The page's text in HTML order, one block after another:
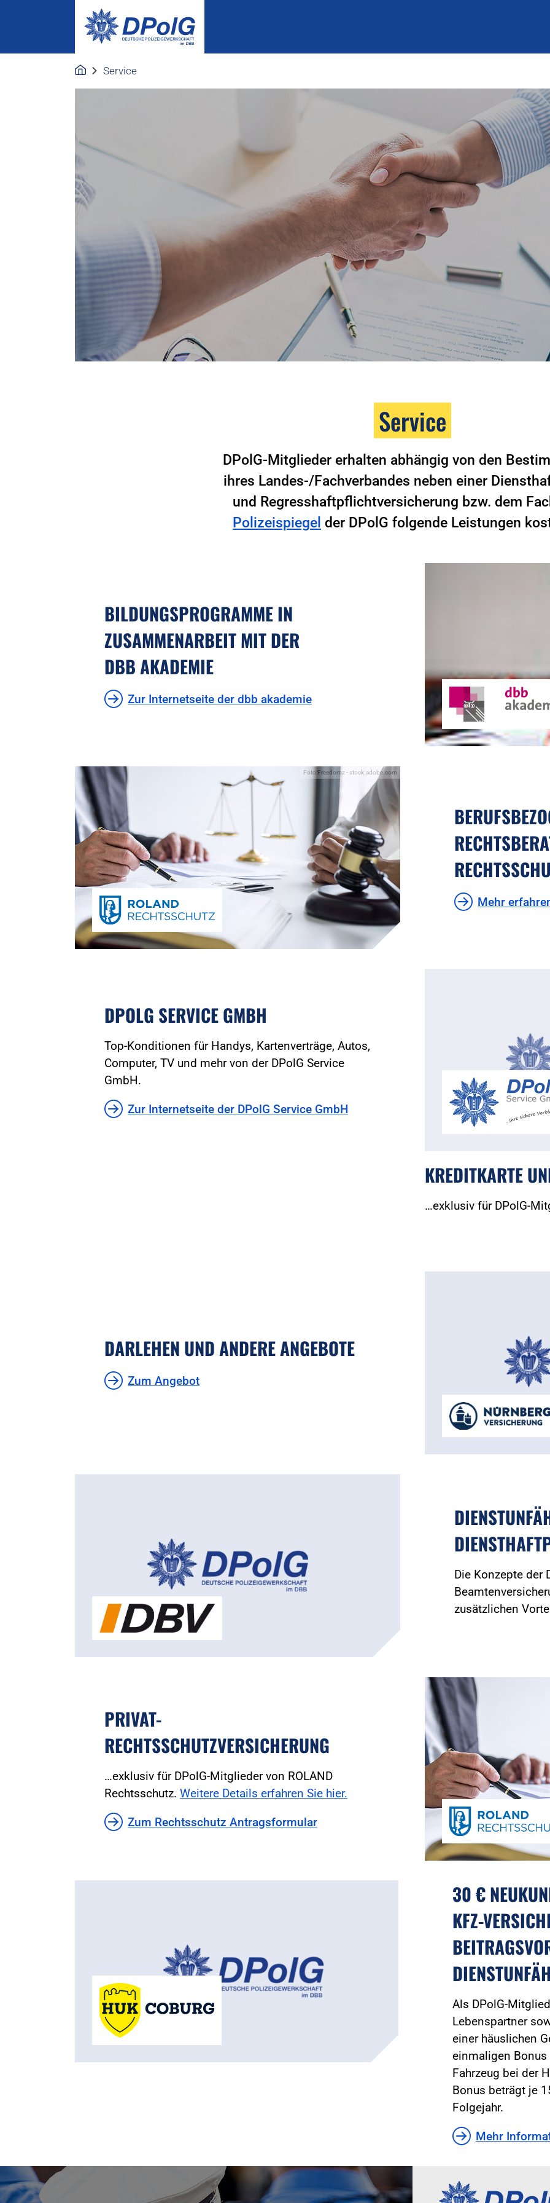
Service
Service
DPolG-Mitglieder erhalten abhängig von den
ihres Landes-/Fachverbandes neben einer
und Regresshaftpflichtversicherung bzw. dem
Polizeispiegel der DPolG folgende Leistungen
BILDUNGSPROGRAMME IN
ZUSAMMENARBEIT MIT DER
DBB AKADEMIE
Zur Internetseite der dbb akademie
Foto:Freedomz - stock.adobe.com
Mehr
DPOLG SERVICE GMBH
Top-Konditionen für Handys, Kartenverträge, Autos,
Computer, TV und mehr von der DPolG Service
GmbH.
Zur Internetseite der DPolG Service GmbH
KREDITKARTE
…exklusiv für DPolG-
DARLEHEN UND ANDERE ANGEBOTE
Zum Angebot
Die Konzepte der
zusätzlichen
PRIVAT-
RECHTSSCHUTZVERSICHERUNG
…exklusiv für DPolG-Mitglieder von ROLAND
Rechtsschutz. Weitere Details erfahren Sie hier.
Zum Rechtsschutz Antragsformular
30 €
KFZ-
Als DPolG-
Lebenspartner
einer häuslichen
einmaligen Bonus
Fahrzeug bei der
Bonus beträgt je
Folgejahr.
Mehr